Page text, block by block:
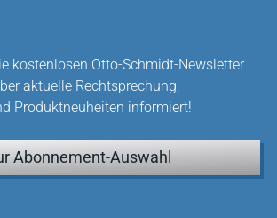
kostenlosen Otto-Schmidt-Newsletter
aktuelle Rechtsprechung,
Produktneuheiten informiert!
Abonnement-Auswahl